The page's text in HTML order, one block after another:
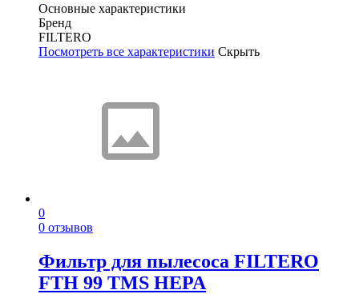
Основные характеристики
Бренд
FILTERO
Посмотреть все характеристики Скрыть
0
0 отзывов
Фильтр для пылесоса FILTERO
FTH 99 TMS HEPA